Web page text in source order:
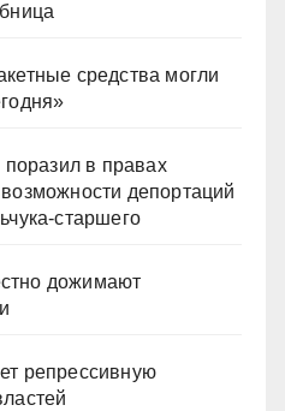
средства могли
поразил в правах
депортаций
старшего
дожимают
репрессивную